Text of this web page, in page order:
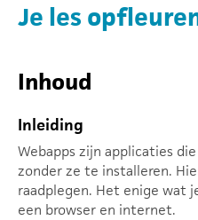
Je les
Inhoud
Inleiding
Webapps zijn applicaties
zonder ze te installeren.
raadplegen. Het enige wat
een browser en internet.